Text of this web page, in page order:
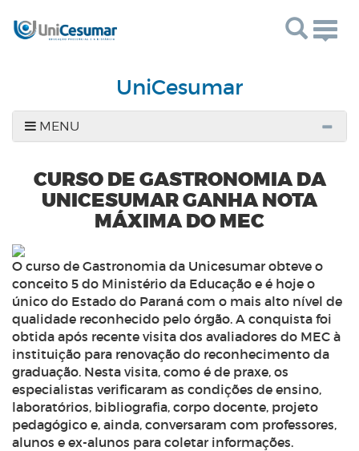
UniCesumar
MENU
CURSO DE GASTRONOMIA DA
UNICESUMAR GANHA NOTA
MÁXIMA DO MEC
O curso de Gastronomia da Unicesumar obteve o
conceito 5 do Ministério da Educação e é hoje o
único do Estado do Paraná com o mais alto nível de
qualidade reconhecido pelo órgão. A conquista foi
obtida após recente visita dos avaliadores do MEC à
instituição para renovação do reconhecimento da
graduação. Nesta visita, como é de praxe, os
especialistas verificaram as condições de ensino,
laboratórios, bibliografia, corpo docente, projeto
pedagógico e, ainda, conversaram com professores,
alunos e ex-alunos para coletar informações.